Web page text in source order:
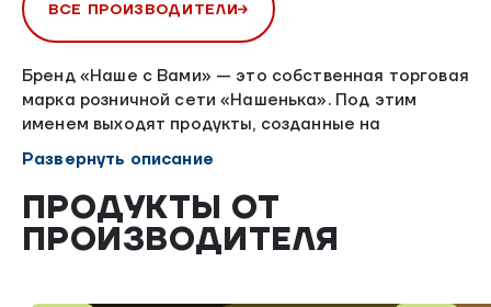
ВСЕ ПРОИЗВОДИТЕЛИ
Бренд «Наше с Вами» — это собственная торговая
марка розничной сети «Нашенька». Под этим
именем выходят продукты, созданные на
партнерских производствах, где не используется
сырье АО «Птицефабрика „Северная“».
Мы тщательно выбираем производителей,
разделяющих наши принципы: честность, качество
и ответственность перед покупателем.
Развернуть описание
ПРОДУКТЫ ОТ
ПРОИЗВОДИТЕЛЯ